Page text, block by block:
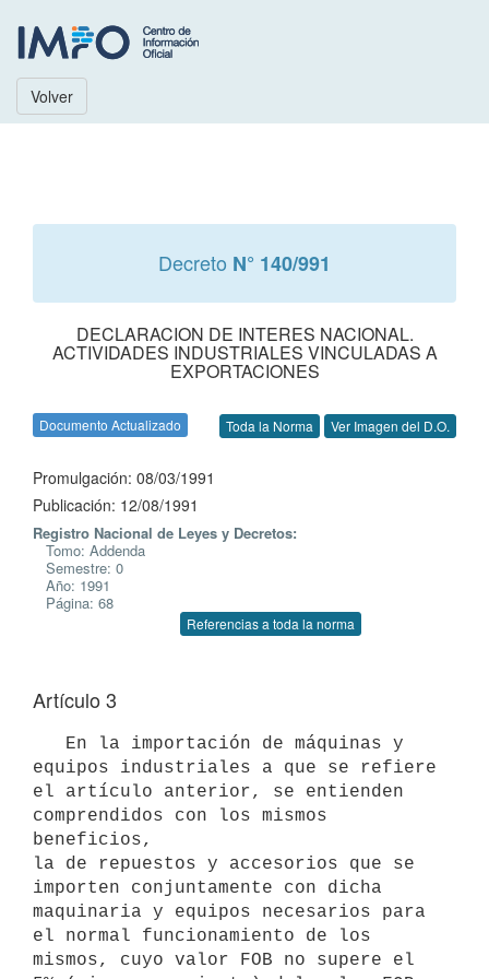
Volver
Decreto N° 140/991
DECLARACION DE INTERES NACIONAL.
ACTIVIDADES INDUSTRIALES VINCULADAS A
EXPORTACIONES
Documento Actualizado Toda la Norma Ver Imagen del D.O.
Promulgación: 08/03/1991
Publicación: 12/08/1991
Registro Nacional de Leyes y Decretos:
Tomo: Addenda
Semestre: 0
Año: 1991
Página: 68
Referencias a toda la norma
Artículo 3
equipos industriales a que se refiere
el artículo anterior, se entienden
comprendidos con los mismos
beneficios,
la de repuestos y accesorios que se
importen conjuntamente con dicha
maquinaria y equipos necesarios para
el normal funcionamiento de los
mismos, cuyo valor FOB no supere el